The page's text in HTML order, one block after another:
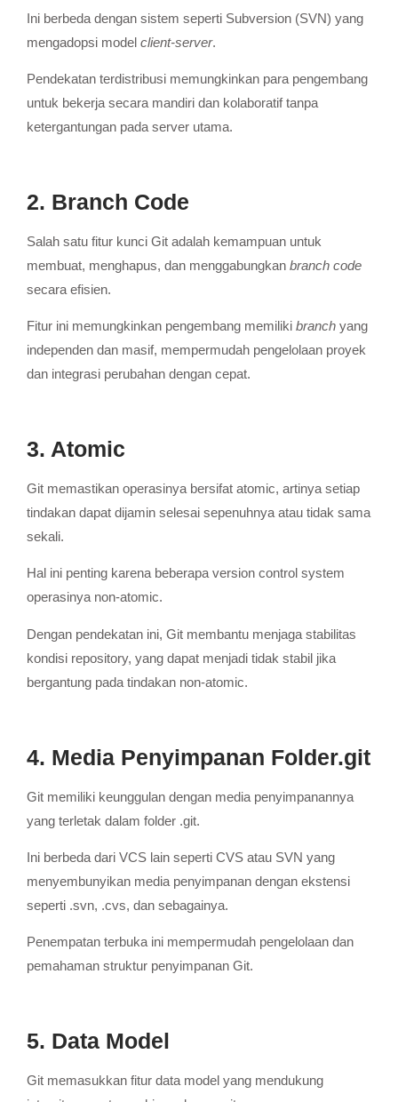
Ini berbeda dengan sistem seperti Subversion (SVN) yang
mengadopsi model client-server.
Pendekatan terdistribusi memungkinkan para pengembang
untuk bekerja secara mandiri dan kolaboratif tanpa
ketergantungan pada server utama.
2. Branch Code
Salah satu fitur kunci Git adalah kemampuan untuk
membuat, menghapus, dan menggabungkan branch code
secara efisien.
Fitur ini memungkinkan pengembang memiliki branch yang
independen dan masif, mempermudah pengelolaan proyek
dan integrasi perubahan dengan cepat.
3. Atomic
Git memastikan operasinya bersifat atomic, artinya setiap
tindakan dapat dijamin selesai sepenuhnya atau tidak sama
sekali.
Hal ini penting karena beberapa version control system
operasinya non-atomic.
Dengan pendekatan ini, Git membantu menjaga stabilitas
kondisi repository, yang dapat menjadi tidak stabil jika
bergantung pada tindakan non-atomic.
4. Media Penyimpanan Folder.git
Git memiliki keunggulan dengan media penyimpanannya
yang terletak dalam folder .git.
Ini berbeda dari VCS lain seperti CVS atau SVN yang
menyembunyikan media penyimpanan dengan ekstensi
seperti .svn, .cvs, dan sebagainya.
Penempatan terbuka ini mempermudah pengelolaan dan
pemahaman struktur penyimpanan Git.
5. Data Model
Git memasukkan fitur data model yang mendukung